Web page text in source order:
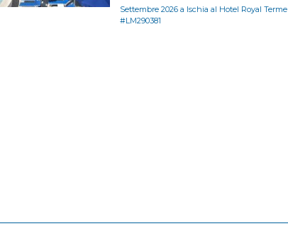
Settembre 2026 a Ischia al Hotel Royal Terme
#LM290381